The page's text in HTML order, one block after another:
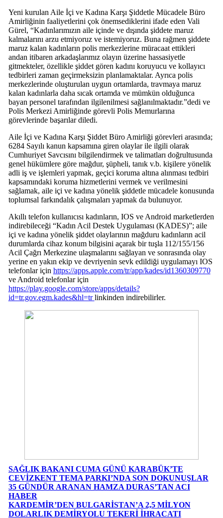
Yeni kurulan Aile İçi ve Kadına Karşı Şiddetle Mücadele Büro
Amirliğinin faaliyetlerini çok önemsediklerini ifade eden Vali
Gürel, “Kadınlarımızın aile içinde ve dışında şiddete maruz
kalmalarını arzu etmiyoruz ve istemiyoruz. Buna rağmen şiddete
maruz kalan kadınların polis merkezlerine müracaat ettikleri
andan itibaren arkadaşlarımız olayın üzerine hassasiyetle
gitmekteler, özellikle şiddet gören kadını koruyucu ve kollayıcı
tedbirleri zaman geçirmeksizin planlamaktalar. Ayrıca polis
merkezlerinde oluşturulan uygun ortamlarda, travmaya maruz
kalan kadınlarla daha sıcak ortamda ve mümkün olduğunca
bayan personel tarafından ilgilenilmesi sağlanılmaktadır.”dedi ve
Polis Merkezi Amirliğinde görevli Polis Memurlarına
görevlerinde başarılar diledi.
Aile İçi ve Kadına Karşı Şiddet Büro Amirliği görevleri arasında;
6284 Sayılı kanun kapsamına giren olaylar ile ilgili olarak
Cumhuriyet Savcısını bilgilendirmek ve talimatları doğrultusunda
genel hükümlere göre mağdur, şüpheli, tanık v.b. kişilere yönelik
adli iş ve işlemleri yapmak, geçici koruma altına alınması tedbiri
kapsamındaki koruma hizmetlerini vermek ve verilmesini
sağlamak, aile içi ve kadına yönelik şiddetle mücadele konusunda
toplumsal farkındalık çalışmaları yapmak da bulunuyor.
Akıllı telefon kullanıcısı kadınların, IOS ve Android marketlerden
indirebileceği “Kadın Acil Destek Uygulaması (KADES)”; aile
içi ve kadına yönelik şiddet olaylarının mağduru kadınların acil
durumlarda cihaz konum bilgisini açarak bir tuşla 112/155/156
Acil Çağrı Merkezine ulaşmalarını sağlayan ve sonrasında olay
yerine en yakın ekip ve devriyenin sevk edildiği uygulamayı IOS
telefonlar için https://apps.apple.com/tr/app/kades/id1360309770
ve Android telefonlar için
https://play.google.com/store/apps/details?
id=tr.gov.egm.kades&hl=trlinkinden indirebilirler.
SAĞLIK BAKANI CUMA GÜNÜ KARABÜK’TE
CEVİZKENT TEMA PARKI’NDA SON DOKUNUŞLAR
35 GÜNDÜR ARANAN HAMZA DURAS’TAN ACI
HABER
KARDEMİR’DEN BULGARİSTAN’A 2,5 MİLYON
DOLARLIK DEMİRYOLU TEKERİ İHRACATI